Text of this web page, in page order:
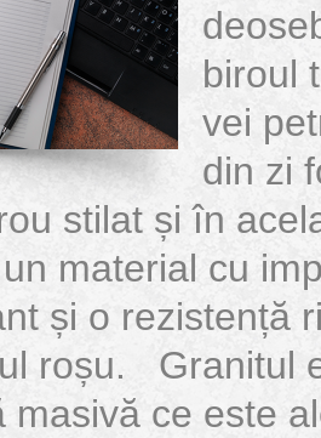
biroul
vei
din zi
stilat și în
material cu
și o rezistență
roșu. Granitul
masivă ce este